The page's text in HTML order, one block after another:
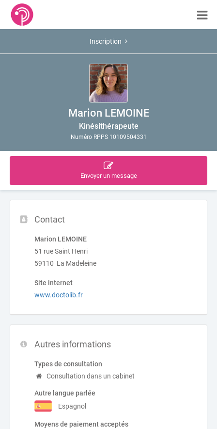
Inscription
Marion LEMOINE
Kinésithérapeute
Numéro RPPS 10109504331
Envoyer un message
Contact
Marion LEMOINE
51 rue Saint Henri
59110 La Madeleine
Site internet
www.doctolib.fr
Autres informations
Types de consultation
Consultation dans un cabinet
Autre langue parlée
Espagnol
Moyens de paiement acceptés